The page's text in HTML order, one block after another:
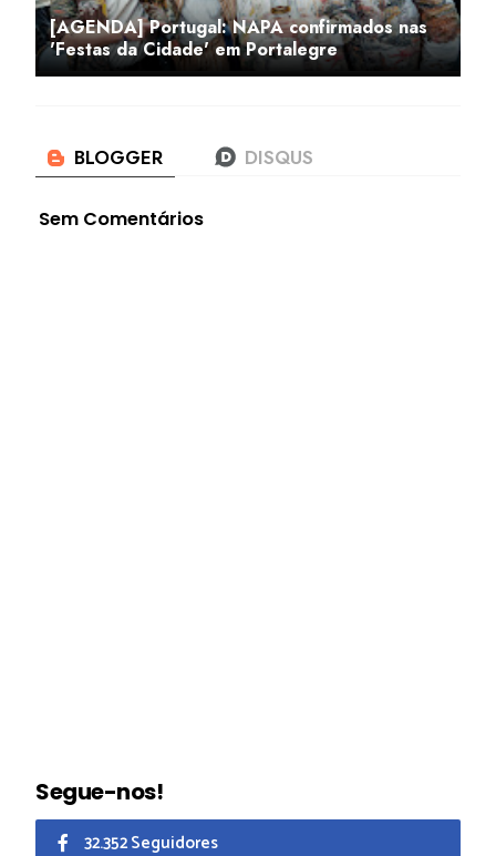
[AGENDA] Portugal: NAPA confirmados nas
'Festas da Cidade' em Portalegre
Sem Comentários
Segue-nos!
32.352 Seguidores